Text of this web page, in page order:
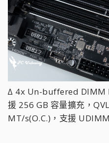
∆ 4x Un-buffered DIMM
援 256 GB 容量擴充，
MT/s(O.C.)，支援